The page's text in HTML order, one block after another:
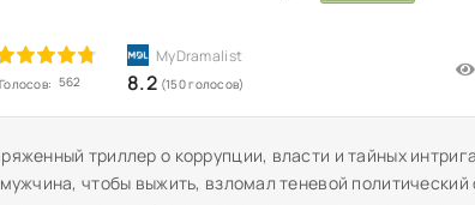
Голосов: 562 8.2 (150 голосов)
триллер о коррупции, власти и тайных
чтобы выжить, взломал теневой политический